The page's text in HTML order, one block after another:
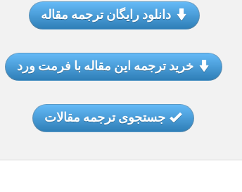
دانلود رایگان ترجمه مقاله
خرید ترجمه این مقاله با فرمت ورد
جستجوی ترجمه مقالات